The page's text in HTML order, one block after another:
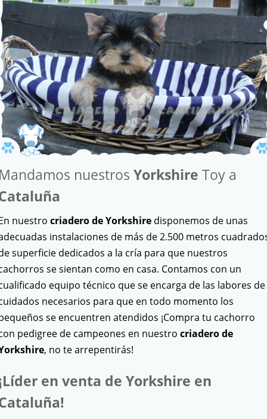
nuestros Yorkshire Toy a
nuestro criadero de Yorkshire disponemos de unas
instalaciones de más de 2.500 metros
superficie dedicados a la cría para que nuestros
se sientan como en casa. Contamos con un
equipo técnico que se encarga de las labores de
necesarios para que en todo momento los
se encuentren atendidos ¡Compra tu cachorro
pedigree de campeones en nuestro criadero de
, no te arrepentirás!
en venta de Yorkshire en